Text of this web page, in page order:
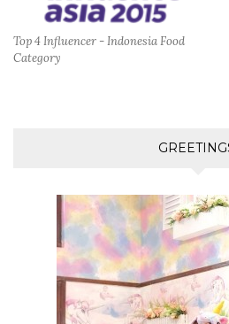
Top 4 Influencer - Indonesia Food
Category